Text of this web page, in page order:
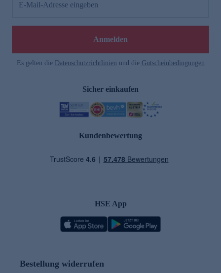
E-Mail-Adresse eingeben
Anmelden
Es gelten die Datenschutzrichtlinien und die Gutscheinbedingungen
Sicher einkaufen
Kundenbewertung
HSE App
Bestellung widerrufen